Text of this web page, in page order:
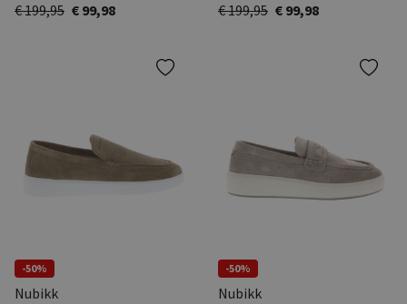
€ 199,95 € 99,98
€ 199,95 € 99,98
-50%
Nubikk
-50%
Nubikk